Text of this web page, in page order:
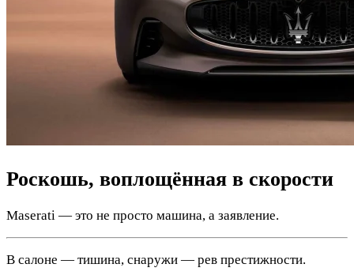
Роскошь, воплощённая в скорости
Maserati — это не просто машина, а заявление.
В салоне — тишина, снаружи — рев престижности.